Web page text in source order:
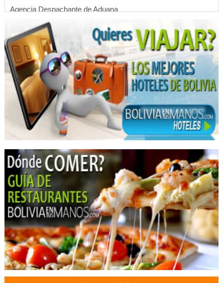
Agencia Despachante de Aduana
Agentes Despachadores de Aduanas
Asesoramiento Aduanero
Despachantes Aduaneros
Embalajes
Mudanzas
Mudanzas Internacionales
Mudanzas Nacionales
Servicios de Distribución y Logística
Servicio de Carga y Transporte
Transporte de Carga Internacional
Transporte de Carga Nacional
Trámites Aduaneros
Mudanzas Puerta a Puerta
Transporte Terrestre
Confiterías
Cirujanos oftalmólogos
Médicos Oftalmólogos
Oftalmología